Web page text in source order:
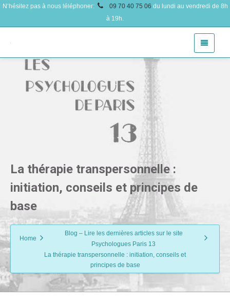
N’hésitez pas à nous téléphoner: 09 70 40 75 06 du lundi au vendredi de 8h
à 19h.
La thérapie transpersonnelle :
initiation, conseils et principes de
base
Home
Blog – Lire les dernières articles sur le site
Psychologues Paris 13
La thérapie transpersonnelle : initiation, conseils et
principes de base